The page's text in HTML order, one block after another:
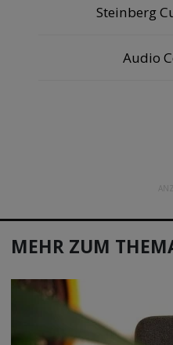
Steinberg
Audio
MEHR ZUM